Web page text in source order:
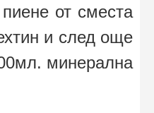
от сместа
и след още
минерална